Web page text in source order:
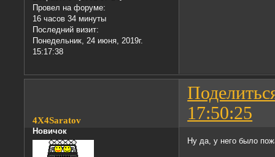
Провел на форуме:
16 часов 34 минуты
Последний визит:
Понедельник, 24 июня, 2019г.
15:17:38
17:50:25
4X4Saratov
Новичок
Ну да, у него было